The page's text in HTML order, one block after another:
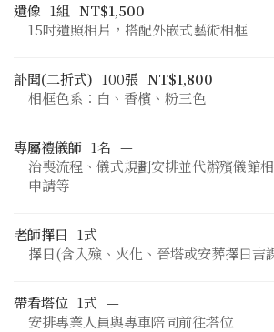
遺像 1組 NT$1,500
15吋遺照相片，搭配外嵌式藝術相框
訃聞(二折式) 100張 NT$1,800
相框色系：白、香檳、粉三色
專屬禮儀師 1名 —
治喪流程、儀式規劃安排並代辦殯儀館
申請等
老師擇日 1式 —
擇日(含入殮、火化、晉塔或安葬擇日吉
帶看塔位 1式 —
安排專業人員與專車陪同前往塔位